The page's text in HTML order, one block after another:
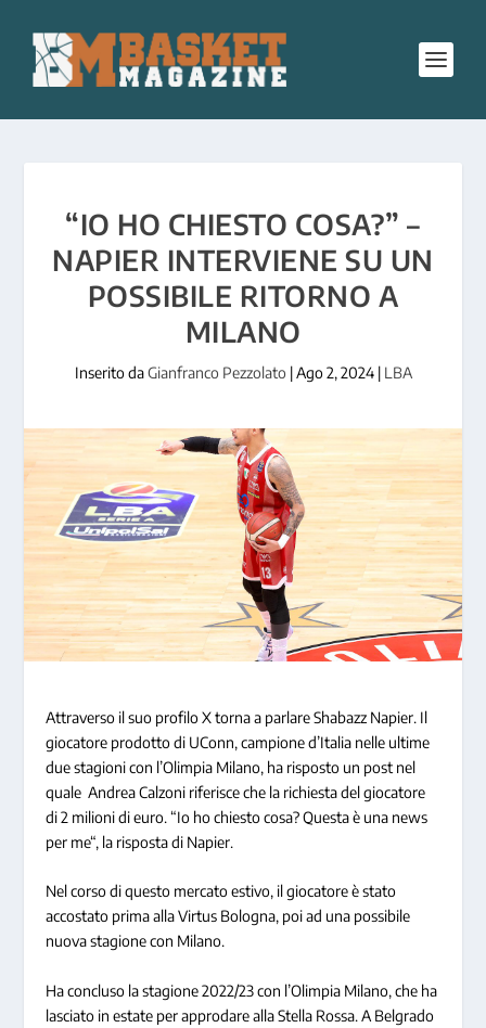
“IO HO CHIESTO COSA?” –
NAPIER INTERVIENE SU UN
POSSIBILE RITORNO A
MILANO
Inserito daGianfranco Pezzolato |Ago 2, 2024| LBA
Attraverso il suo profilo X torna a parlareShabazz Napier. Il
giocatore prodotto di UConn, campione d’Italia nelle ultime
due stagioni con l’Olimpia Milano, ha risposto un post nel
quale Andrea Calzoni riferisce che la richiesta del giocatore
di2 milioni di euro. “Io ho chiesto cosa? Questa è una news
per me“, la risposta di Napier.
Nel corso di questo mercato estivo, il giocatore è stato
accostato prima alla Virtus Bologna, poi ad una possibile
nuova stagione con Milano.
Ha concluso la stagione 2022/23 con l’Olimpia Milano, che ha
lasciato in estate per approdare alla Stella Rossa. A Belgrado